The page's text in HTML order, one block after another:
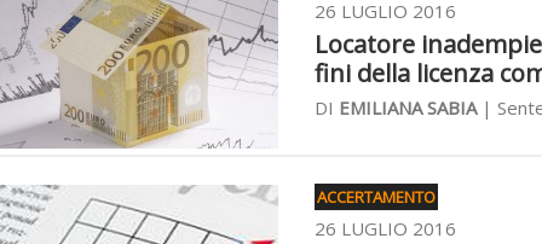
26 LUGLIO 2016
Locatore
fini della licenza
DI EMILIANA SABIA|
ACCERTAMENTO
26 LUGLIO 2016